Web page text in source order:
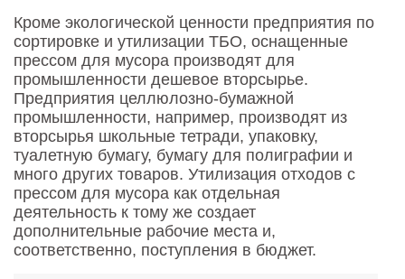
Кроме экологической ценности предприятия по
сортировке и утилизации ТБО, оснащенные
прессом для мусора производят для
промышленности дешевое вторсырье.
Предприятия целлюлозно-бумажной
промышленности, например, производят из
вторсырья школьные тетради, упаковку,
туалетную бумагу, бумагу для полиграфии и
много других товаров. Утилизация отходов с
прессом для мусора как отдельная
деятельность к тому же создает
дополнительные рабочие места и,
соответственно, поступления в бюджет.